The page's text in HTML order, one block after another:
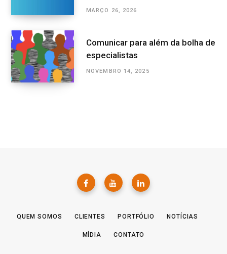
MARÇO 26, 2026
Comunicar para além da bolha de
especialistas
NOVEMBRO 14, 2025
QUEM SOMOS CLIENTES PORTFÓLIO NOTÍCIAS
MÍDIA CONTATO